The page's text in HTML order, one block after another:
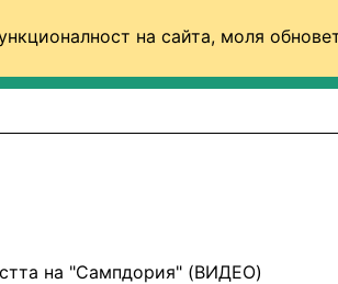
на сайта, моля
на "Сампдория" (ВИДЕО)